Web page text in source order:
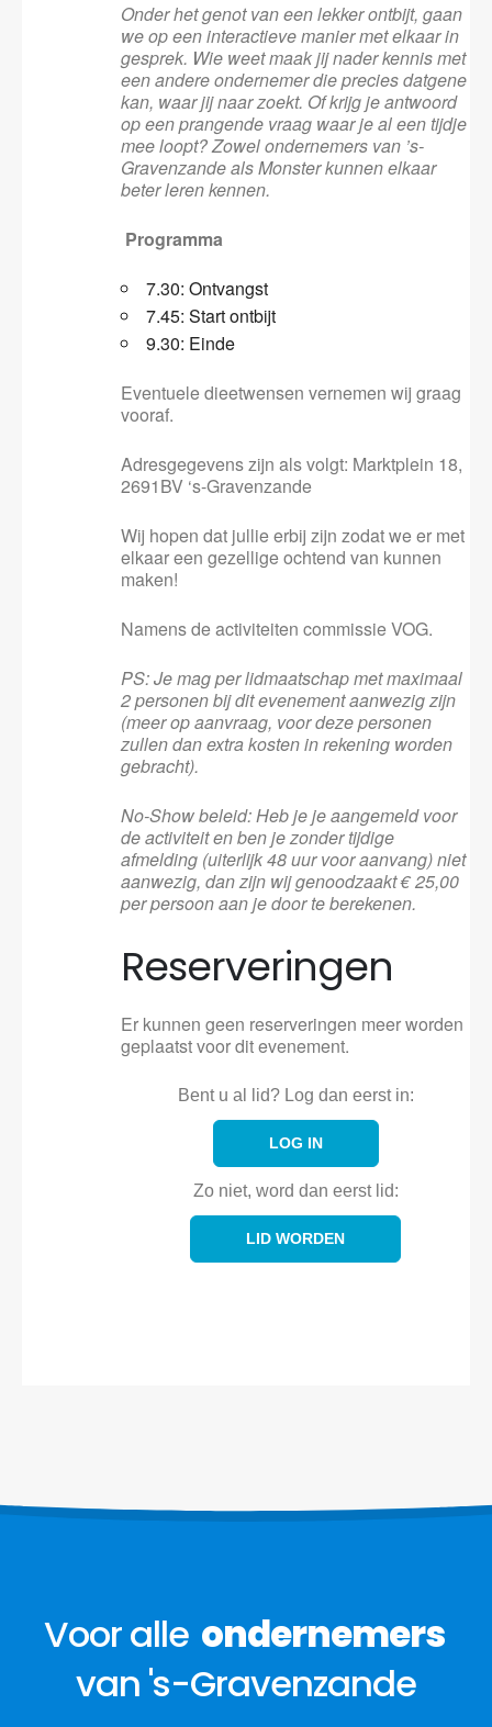
Onder het genot van een lekker ontbijt, gaan
we op een interactieve manier met elkaar in
gesprek. Wie weet maak jij nader kennis met
een andere ondernemer die precies datgene
kan, waar jij naar zoekt. Of krijg je antwoord
op een prangende vraag waar je al een tijdje
mee loopt? Zowel ondernemers van ’s-
Gravenzande als Monster kunnen elkaar
beter leren kennen.
Programma
7.30: Ontvangst
7.45: Start ontbijt
9.30: Einde
Eventuele dieetwensen vernemen wij graag
vooraf.
Adresgegevens zijn als volgt: Marktplein 18,
2691BV ‘s-Gravenzande
Wij hopen dat jullie erbij zijn zodat we er met
elkaar een gezellige ochtend van kunnen
maken!
Namens de activiteiten commissie VOG.
PS: Je mag per lidmaatschap met maximaal
2 personen bij dit evenement aanwezig zijn
(meer op aanvraag, voor deze personen
zullen dan extra kosten in rekening worden
gebracht).
No-Show beleid: Heb je je aangemeld voor
de activiteit en ben je zonder tijdige
afmelding (uiterlijk 48 uur voor aanvang) niet
aanwezig, dan zijn wij genoodzaakt € 25,00
per persoon aan je door te berekenen.
Reserveringen
Er kunnen geen reserveringen meer worden
geplaatst voor dit evenement.
Bent u al lid? Log dan eerst in:
LOG IN
Zo niet, word dan eerst lid:
LID WORDEN
Voor alle ondernemers
van 's-Gravenzande